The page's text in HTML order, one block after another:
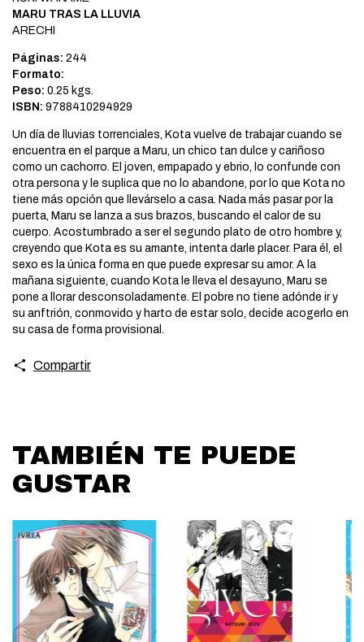
MARU TRAS LA LLUVIA
ARECHI
Páginas: 244
Formato:
Peso: 0.25 kgs.
ISBN: 9788410294929
Un día de lluvias torrenciales, Kota vuelve de trabajar cuando se
encuentra en el parque a Maru, un chico tan dulce y cariñoso
como un cachorro. El joven, empapado y ebrio, lo confunde con
otra persona y le suplica que no lo abandone, por lo que Kota no
tiene más opción que llevárselo a casa. Nada más pasar por la
puerta, Maru se lanza a sus brazos, buscando el calor de su
cuerpo. Acostumbrado a ser el segundo plato de otro hombre y,
creyendo que Kota es su amante, intenta darle placer. Para él, el
sexo es la única forma en que puede expresar su amor. A la
mañana siguiente, cuando Kota le lleva el desayuno, Maru se
pone a llorar desconsoladamente. El pobre no tiene adónde ir y
su anftrión, conmovido y harto de estar solo, decide acogerlo en
su casa de forma provisional.
Compartir
TAMBIÉN TE PUEDE
GUSTAR